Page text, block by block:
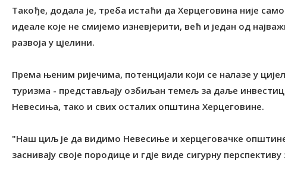
Такође, додала је, треба истаћи да Херцеговина није
идеале које не смијемо изневјерити, већ и један од
развоја у цјелини.
Према њеним ријечима, потенцијали који се налазе у
туризма - представљају озбиљан темељ за даље
Невесиња, тако и свих осталих општина Херцеговине.
"Наш циљ је да видимо Невесиње и херцеговачке општине
заснивају своје породице и гдје виде сигурну